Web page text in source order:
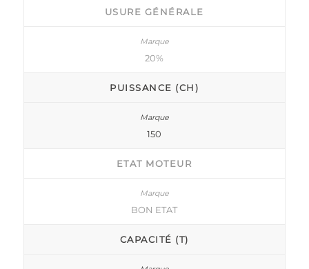
USURE GÉNÉRALE
20%
PUISSANCE (CH)
150
ETAT MOTEUR
BON ETAT
CAPACITÉ (T)